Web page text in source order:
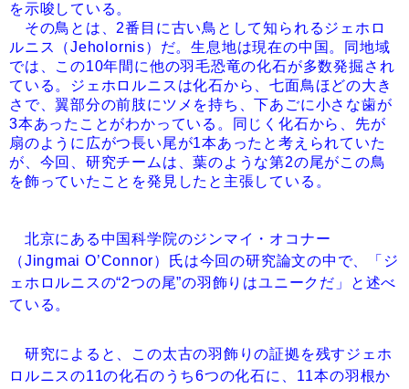
を示唆している。
その鳥とは、2番目に古い鳥として知られるジェホロ
ルニス（Jeholornis）だ。生息地は現在の中国。同地域
では、この10年間に他の羽毛恐竜の化石が多数発掘され
ている。ジェホロルニスは化石から、七面鳥ほどの大き
さで、翼部分の前肢にツメを持ち、下あごに小さな歯が
3本あったことがわかっている。同じく化石から、先が
扇のように広がつ長い尾が1本あったと考えられていた
が、今回、研究チームは、葉のような第2の尾がこの鳥
を飾っていたことを発見したと主張している。
北京にある中国科学院のジンマイ・オコナー
（Jingmai O’Connor）氏は今回の研究論文の中で、「ジ
ェホロルニスの“2つの尾”の羽飾りはユニークだ」と述べ
ている。
研究によると、この太古の羽飾りの証拠を残すジェホ
ロルニスの11の化石のうち6つの化石に、11本の羽根か